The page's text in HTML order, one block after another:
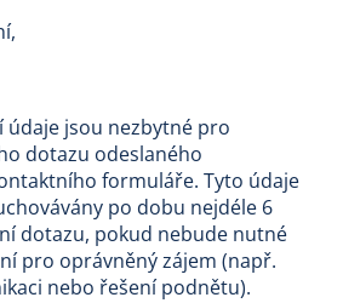
údaje jsou nezbytné pro
dotazu odeslaného
formuláře. Tyto údaje
po dobu nejdéle 6
dotazu, pokud nebude nutné
pro oprávněný zájem (např.
nebo řešení podnětu).